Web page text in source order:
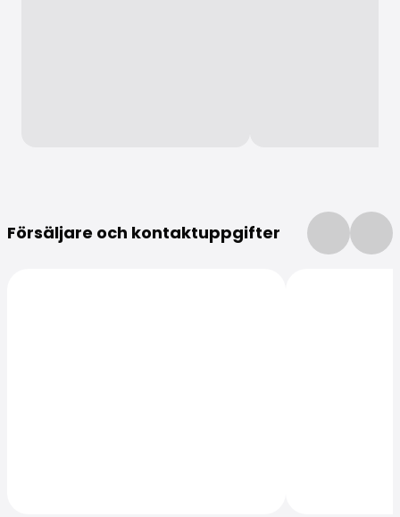
Försäljare och kontaktuppgifter